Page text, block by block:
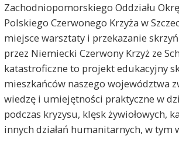
Zachodniopomorskiego Oddziału
Polskiego Czerwonego Krzyża w
miejsce warsztaty i przekazanie
przez Niemiecki Czerwony Krzyż ze
katastroficzne to projekt edukacyjny
mieszkańców naszego województwa
wiedzę i umiejętności praktyczne w
podczas kryzysu, klęsk żywiołowych,
innych działań humanitarnych, w tym